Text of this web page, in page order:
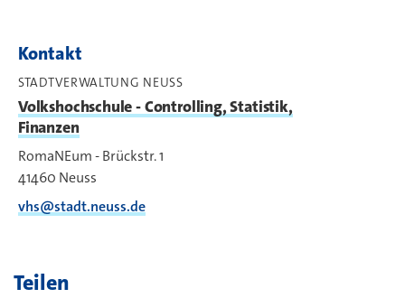
Kontakt
STADTVERWALTUNG NEUSS
Volkshochschule - Controlling, Statistik,
Finanzen
RomaNEum - Brückstr. 1
41460 Neuss
vhs@stadt.neuss.de
Teilen